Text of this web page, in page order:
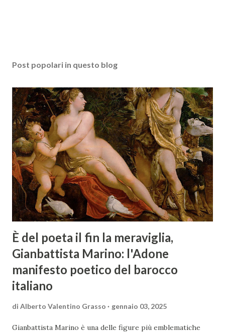
Post popolari in questo blog
È del poeta il fin la meraviglia,
Gianbattista Marino: l'Adone
manifesto poetico del barocco
italiano
di Alberto Valentino Grasso gennaio 03, 2025
Gianbattista Marino è una delle figure più emblematiche